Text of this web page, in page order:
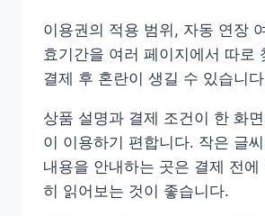
이용권의 적용 범위, 자동 연장
효기간을 여러 페이지에서 따로
결제 후 혼란이 생길 수 있습니
상품 설명과 결제 조건이 한 화
이 이용하기 편합니다. 작은 글
내용을 안내하는 곳은 결제 전에
히 읽어보는 것이 좋습니다.